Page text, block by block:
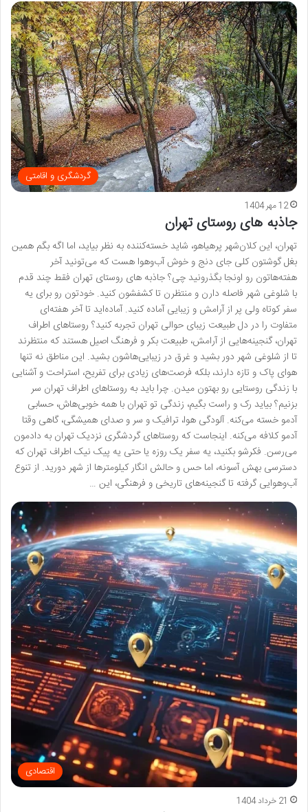
گردشگری و اقامتی
12 مهر 1404
جاذبه های روستای تهران
تهران، این کلان‌شهر پرهیاهو، شاید خسته‌کننده به نظر بیاید، اما اگه بگم همین
بغل گوشتون کلی جای دنج و خوش آب‌وهوا هست که می‌تونید آخر
هفته‌هاتون رو اونجا بگذرونید چی؟ جاذبه های روستای تهران فقط چند قدم
با شلوغی شهر فاصله دارن و منتظرن تا کشفشون کنید. خودتون رو برای یه
سفر کوتاه ولی پر از آرامش و زیبایی آماده کنید. آماده‌اید تا آخر هفته‌ای
متفاوت را در دل طبیعت زیبای حوالی تهران تجربه کنید؟ روستاهای اطراف
تهران، گنجینه‌هایی از آرامش، طبیعت بکر و فرهنگ اصیل هستند که منتظرند
تا از شلوغی شهر دور بشید و غرق در زیبایی‌هاشون بشید. این مناطق نه تنها
هوای پاک و تازه دارند، بلکه فرصت‌های زیادی برای تفریح، استراحت و آشنایی
با زندگی روستایی رو بهتون میدن. چرا باید به روستاهای اطراف تهران سر
بزنیم؟ بیاید رک و راست بگیم، زندگی تو تهران با همه خوبی‌هاش، حسابی
آدمو خسته می‌کنه. آلودگی هوا، ترافیک و سر و صدای همیشگی، گاهی وقتا
آدمو کلافه می‌کنه. اینجاست که روستاهای گردشگری نزدیک تهران به دادمون
می‌رسن. فکرشو بکنید، یه سفر یک روزه یا حتی یه پیک نیک اطراف تهران که
دسترسی بهش آسونه، اما حس و حالش انگار کیلومترها از شهر دورید. از تنوع
آب‌وهوایی گرفته تا گنجینه‌های تاریخی و فرهنگی، این …
اقتصادی
21 خرداد 1404